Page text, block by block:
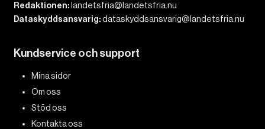
Redaktionen: landetsfria@landetsfria.nu
Dataskyddsansvarig:dataskyddsansvarig@landetsfria.nu
Kundservice och support
Mina sidor
Om oss
Stöd oss
Kontakta oss